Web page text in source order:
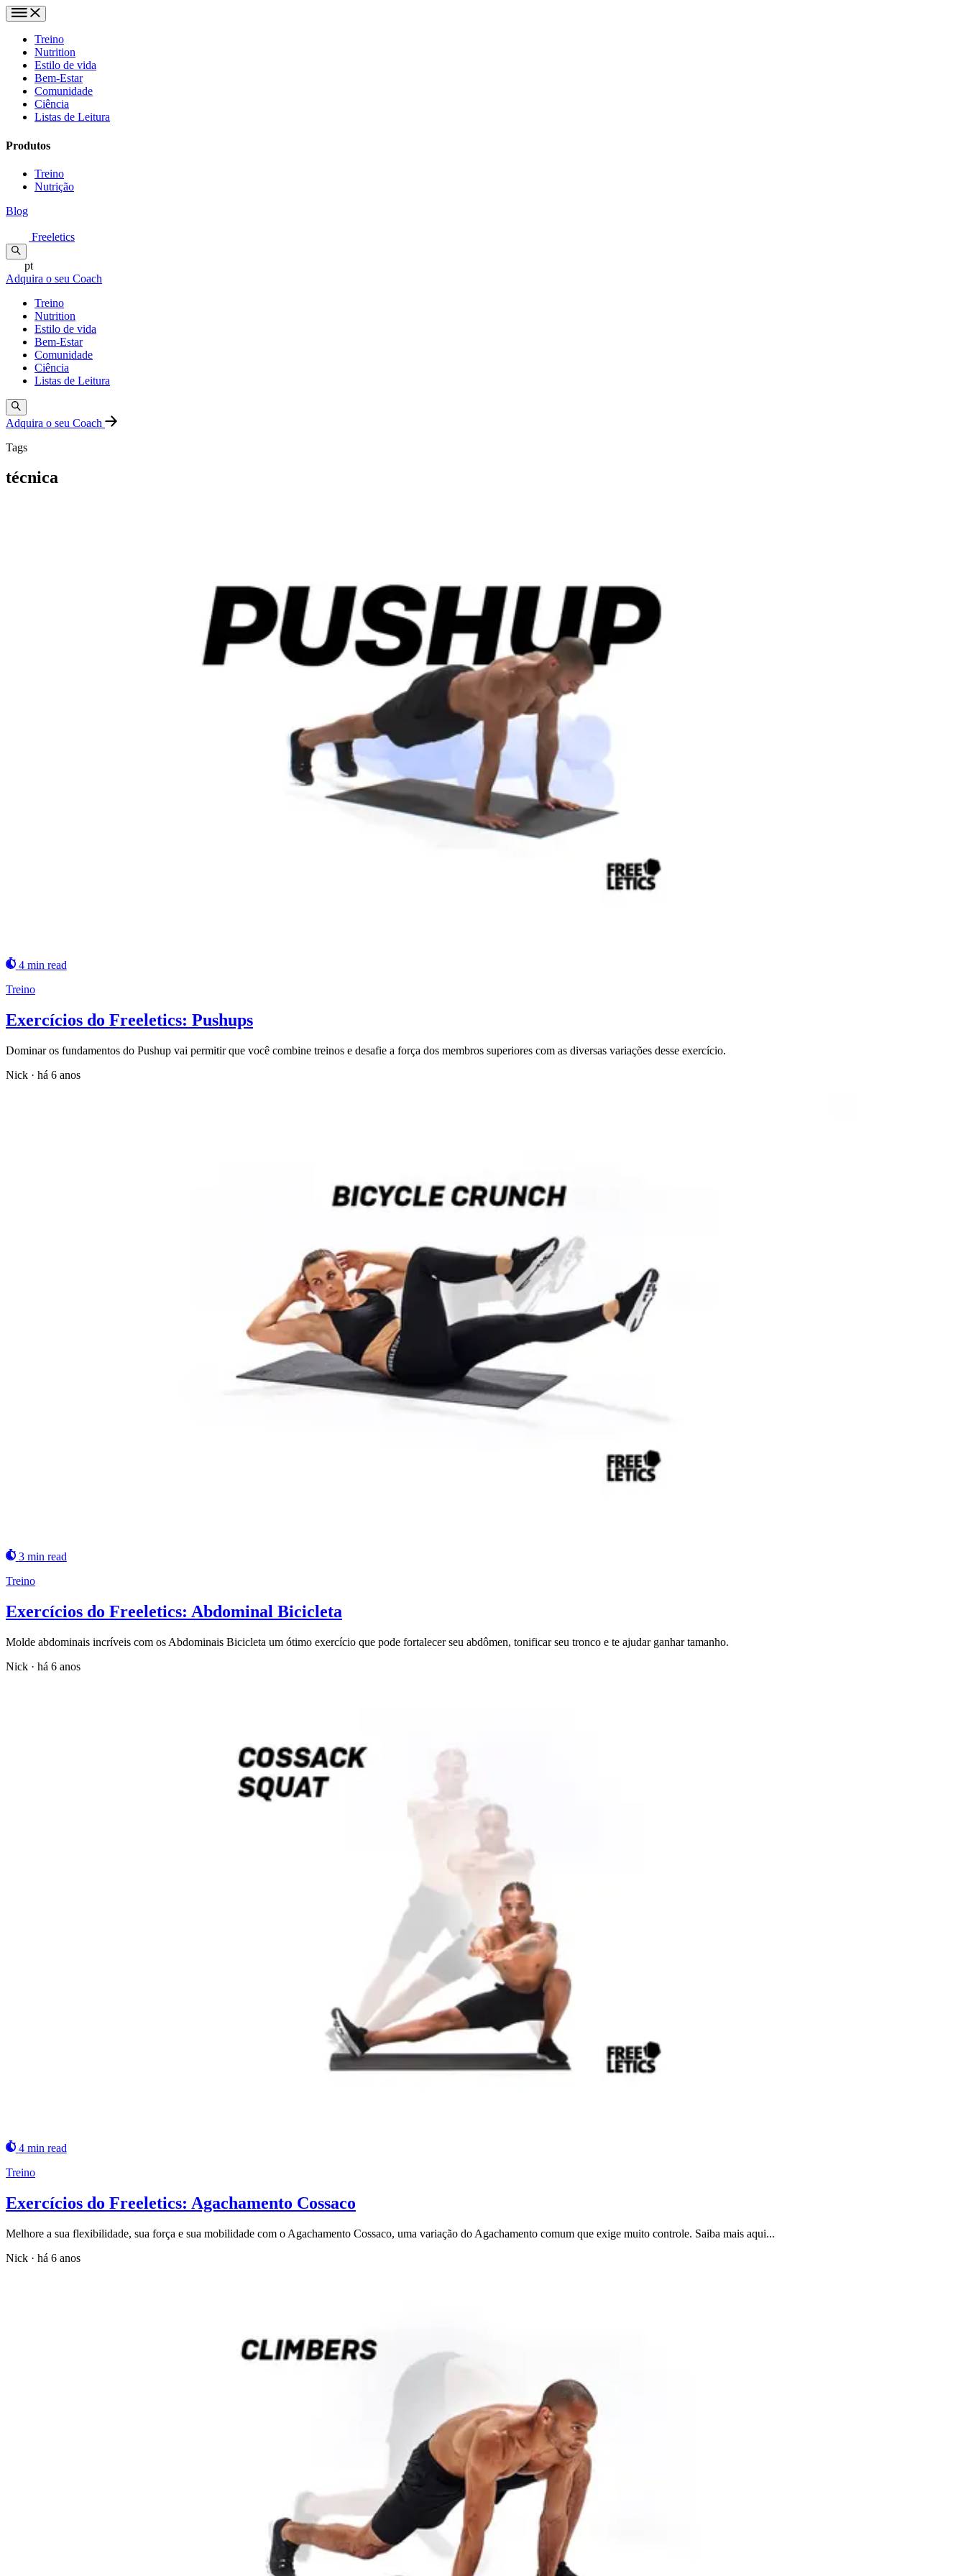
Treino
Nutrition
Estilo de vida
Bem-Estar
Comunidade
Ciência
Listas de Leitura
Produtos
Treino
Nutrição
Blog
Freeletics
pt
Adquira o seu Coach
Treino
Nutrition
Estilo de vida
Bem-Estar
Comunidade
Ciência
Listas de Leitura
Adquira o seu Coach
Tags
técnica
4 min read
Treino
Exercícios do Freeletics: Pushups
Dominar os fundamentos do Pushup vai permitir que você combine treinos e desafie a força dos membros superiores com as diversas variações desse exercício.
Nick · há 6 anos
3 min read
Treino
Exercícios do Freeletics: Abdominal Bicicleta
Molde abdominais incríveis com os Abdominais Bicicleta um ótimo exercício que pode fortalecer seu abdômen, tonificar seu tronco e te ajudar ganhar tamanho.
Nick · há 6 anos
4 min read
Treino
Exercícios do Freeletics: Agachamento Cossaco
Melhore a sua flexibilidade, sua força e sua mobilidade com o Agachamento Cossaco, uma variação do Agachamento comum que exige muito controle. Saiba mais aqui...
Nick · há 6 anos